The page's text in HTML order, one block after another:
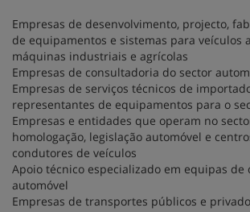
Empresas de desenvolvimento, projecto,
de equipamentos e sistemas para veículos
máquinas industriais e agrícolas
Empresas de consultadoria do sector
Empresas de serviços técnicos de
representantes de equipamentos para o
Empresas e entidades que operam no
homologação, legislação automóvel e
condutores de veículos
Apoio técnico especializado em equipas de
automóvel
Empresas de transportes públicos e